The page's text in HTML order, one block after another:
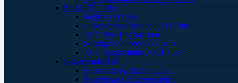
ZOLL AED Plus
Geräte AED plus
Elektroden & Batterien AED Plus
AED Plus Tragetaschen
Sonstiges Zubehör AED plus
AED Wandschilder AED Plus
Powerheart® G3
Elektroden & Batterien G3
Powerheart G5 Tragetaschen